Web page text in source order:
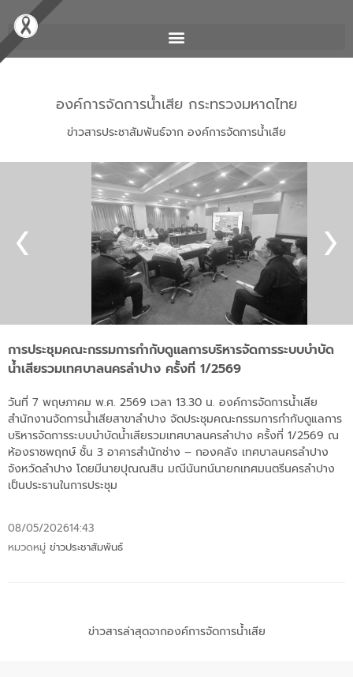
องค์การจัดการน้ำเสีย กระทรวงมหาดไทย
ข่าวสารประชาสัมพันธ์จาก องค์การจัดการน้ำเสีย
การประชุมคณะกรรมการกำกับดูแลการบริหารจัดการระบบบำบัด
น้ำเสียรวมเทศบาลนครลำปาง ครั้งที่ 1/2569
วันที่ 7 พฤษภาคม พ.ศ. 2569 เวลา 13.30 น. องค์การจัดการน้ำเสีย
สำนักงานจัดการน้ำเสียสาขาลำปาง จัดประชุมคณะกรรมการกำกับดูแลการ
บริหารจัดการระบบบำบัดน้ำเสียรวมเทศบาลนครลำปาง ครั้งที่ 1/2569 ณ
ห้องราชพฤกษ์ ชั้น 3 อาคารสำนักช่าง – กองคลัง เทศบาลนครลำปาง
จังหวัดลำปาง โดยมีนายปุณณสิน มณีนันทน์นายกเทศมนตรีนครลำปาง
เป็นประธานในการประชุม
08/05/202614:43
หมวดหมู่ ข่าวประชาสัมพันธ์
ข่าวสารล่าสุดจากองค์การจัดการน้ำเสีย